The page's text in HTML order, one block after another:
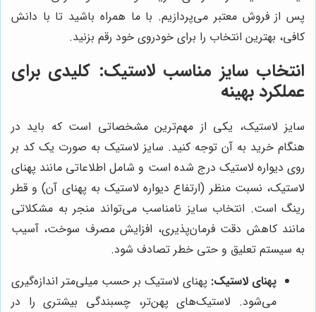
پس از فروش معتبر می‌پردازیم. با ما همراه باشید تا با دانش
کافی، بهترین انتخاب را برای خودروی خود رقم بزنید.
انتخاب سایز مناسب لاستیک: کلیدی برای
عملکرد بهینه
سایز لاستیک، یکی از مهم‌ترین مشخصاتی است که باید در
هنگام خرید به آن توجه کنید. سایز لاستیک به صورت یک کد بر
روی دیواره لاستیک درج شده است و شامل اطلاعاتی مانند پهنای
لاستیک، نسبت منظر (ارتفاع دیواره لاستیک به پهنای آن) و قطر
رینگ است. انتخاب سایز نامناسب می‌تواند منجر به مشکلاتی
مانند کاهش دقت فرمان‌پذیری، افزایش مصرف سوخت، آسیب
به سیستم تعلیق و حتی خطر تصادف شود.
پهنای لاستیک: پهنای لاستیک بر حسب میلی‌متر اندازه‌گیری
می‌شود. لاستیک‌های پهن‌تر، چسبندگی بیشتری را در